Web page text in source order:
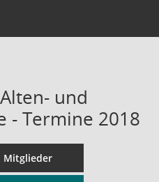
und
- Termine 2018
Mitglieder